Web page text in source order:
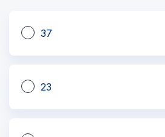
37
23